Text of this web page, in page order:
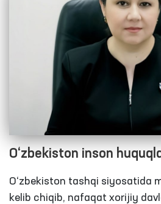
O‘zbekiston inson
majburiyatlarini samarali
eʼtirof etildi
O‘zbekiston tashqi siyosatida
kelib chiqib, nafaqat xorijiy